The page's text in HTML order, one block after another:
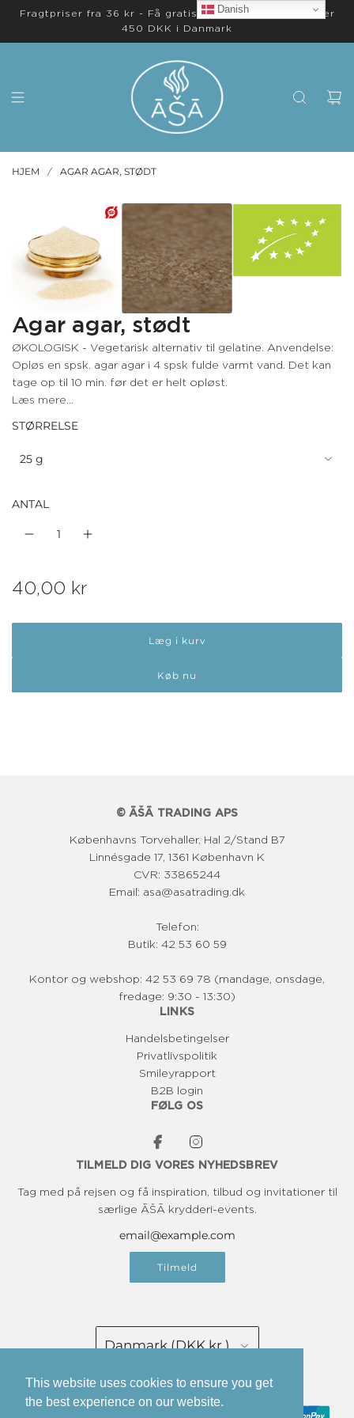
This website uses cookies to ensure you get
the best experience on our website.
Fragtpriser fra 36 kr - Få gratis levering på ordrer over
450 DKK i Danmark
HJEM / AGAR AGAR, STØDT
Agar agar, stødt
ØKOLOGISK - Vegetarisk alternativ til gelatine. Anvendelse:
Opløs en spsk. agar agar i 4 spsk fulde varmt vand. Det kan
tage op til 10 min. før det er helt opløst.
Læs mere...
STØRRELSE
25 g
ANTAL
N
40,00 kr
Læg i kurv
Køb nu
© ĀŠĀ TRADING APS
Københavns Torvehaller, Hal 2/Stand B7
Linnésgade 17, 1361 København K
CVR: 33865244
Email: asa@asatrading.dk
Telefon:
Butik: 42 53 60 59
Kontor og webshop: 42 53 69 78 (mandage, onsdage,
fredage: 9:30 - 13:30)
LINKS
Handelsbetingelser
Privatlivspolitik
Smileyrapport
B2B login
FØLG OS
TILMELD DIG VORES NYHEDSBREV
Tag med på rejsen og få inspiration, tilbud og invitationer til
særlige ĀŠĀ krydderi-events.
Tilmeld
Danmark (DKK kr.)
Dansk
Danish